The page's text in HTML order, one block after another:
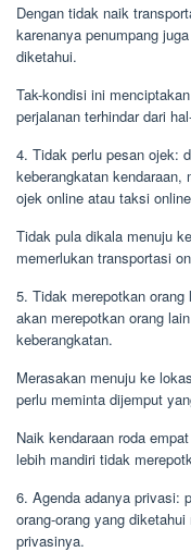
Dengan tidak naik
karenanya penumpang
diketahui.
Tak-kondisi ini
perjalanan terhindar dari
4. Tidak perlu pesan ojek:
keberangkatan
ojek online atau taksi
Tidak pula dikala menuju
memerlukan transportasi
5. Tidak merepotkan
akan merepotkan orang
keberangkatan.
Merasakan menuju ke
perlu meminta dijemput
Naik kendaraan roda
lebih mandiri tidak
6. Agenda adanya privasi:
orang-orang yang
privasinya.